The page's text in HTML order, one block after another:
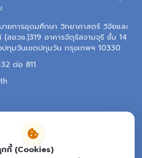
ายการอุดมศึกษา วิทยาศาสตร์ วิจัยและ
สอวช.)319 อาคารจัตุรัสจามจุรี ชั้น 14
ทุมวันเขตปทุมวัน กรุงเทพฯ 10330
ต่อ 811
กกี้ (Cookies)